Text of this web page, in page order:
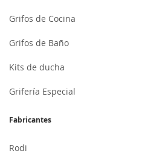
Grifos de Cocina
Grifos de Baño
Kits de ducha
Grifería Especial
Fabricantes
Rodi